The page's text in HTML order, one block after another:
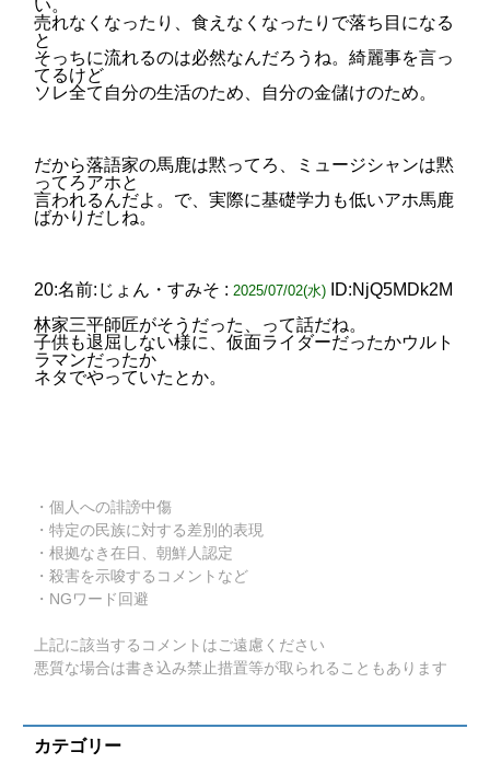
い。
売れなくなったり、食えなくなったりで落ち目になる
と
そっちに流れるのは必然なんだろうね。綺麗事を言っ
てるけど
ソレ全て自分の生活のため、自分の金儲けのため。
だから落語家の馬鹿は黙ってろ、ミュージシャンは黙
ってろアホと
言われるんだよ。で、実際に基礎学力も低いアホ馬鹿
ばかりだしね。
20:名前:じょん・すみそ : 2025/07/02(水)
ID:NjQ5MDk2M
林家三平師匠がそうだった、って話だね。
子供も退屈しない様に、仮面ライダーだったかウルト
ラマンだったか
ネタでやっていたとか。
・個人への誹謗中傷
・特定の民族に対する差別的表現
・根拠なき在日、朝鮮人認定
・殺害を示唆するコメントなど
・NGワード回避
上記に該当するコメントはご遠慮ください
悪質な場合は書き込み禁止措置等が取られることもあります
カテゴリー